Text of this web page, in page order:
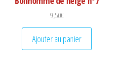
9,50€
Ajouter au panier